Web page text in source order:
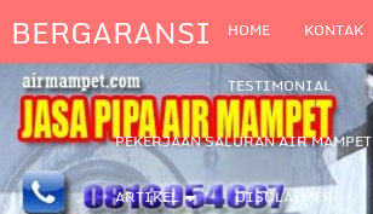
BERGARANSI HOME KONTAK
TESTIMONIAL
PEKERJAAN SALURAN AIR MAMPET
ARTIKEL DISCLAIMER